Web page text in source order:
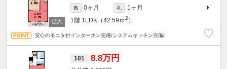
敷 0ヶ月 礼
1ヶ月
1階 1LDK（42.59ｍ2 ）
安心のモニタ付インターホン完備/システムキッチン完備/
101 8.8万円